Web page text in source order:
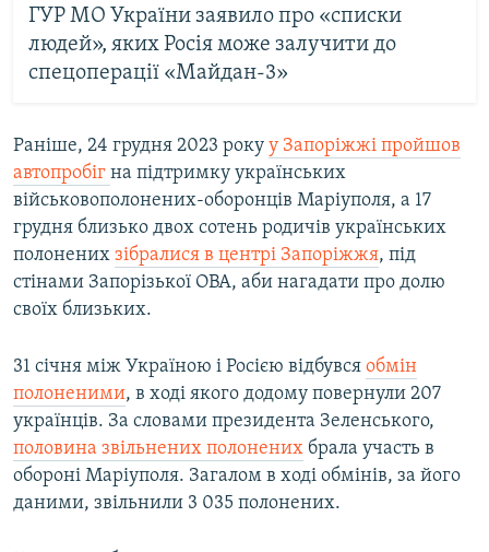
ГУР МО України заявило про «списки
людей», яких Росія може залучити до
спецоперації «Майдан-3»
Раніше, 24 грудня 2023 року у Запоріжжі пройшов
автопробіг на підтримку українських
військовополонених-оборонців Маріуполя, а 17
грудня близько двох сотень родичів українських
полонених зібралися в центрі Запоріжжя, під
стінами Запорізької ОВА, аби нагадати про долю
своїх близьких.
31 січня між Україною і Росією відбувся обмін
полоненими, в ході якого додому повернули 207
українців. За словами президента Зеленського,
половина звільнених полонених брала участь в
обороні Маріуполя. Загалом в ході обмінів, за його
даними, звільнили 3 035 полонених.